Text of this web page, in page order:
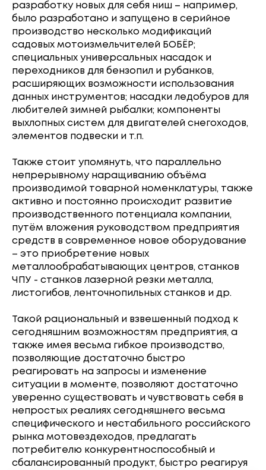
разработку новых для себя ниш – например,
было разработано и запущено в серийное
производство несколько модификаций
садовых мотоизмельчителей БОБЁР;
специальных универсальных насадок и
переходников для бензопил и рубанков,
расширяющих возможности использования
данных инструментов; насадки ледобуров для
любителей зимней рыбалки; компоненты
выхлопных систем для двигателей снегоходов,
элементов подвески и т.п.
Также стоит упомянуть, что параллельно
непрерывному наращиванию объёма
производимой товарной номенклатуры, также
активно и постоянно происходит развитие
производственного потенциала компании,
путём вложения руководством предприятия
средств в современное новое оборудование
– это приобретение новых
металлообрабатывающих центров, станков
ЧПУ - станков лазерной резки металла,
листогибов, ленточнопильных станков и др.
Такой рациональный и взвешенный подход к
сегодняшним возможностям предприятия, а
также имея весьма гибкое производство,
позволяющие достаточно быстро
реагировать на запросы и изменение
ситуации в моменте, позволяют достаточно
уверенно существовать и чувствовать себя в
непростых реалиях сегодняшнего весьма
специфического и нестабильного российского
рынка мотовездеходов, предлагать
потребителю конкурентноспособный и
сбалансированный продукт, быстро реагируя